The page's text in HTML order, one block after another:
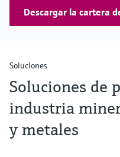
Descargar la cartera
Soluciones
Soluciones de
industria
y metales